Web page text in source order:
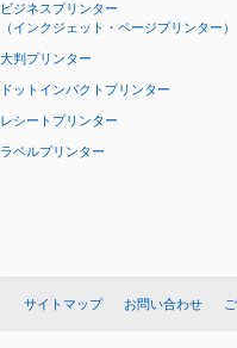
ビジネスプリンター
（インクジェット・ページプリンター）
大判プリンター
ドットインパクトプリンター
レシートプリンター
ラベルプリンター
サイトマップ お問い合わせ